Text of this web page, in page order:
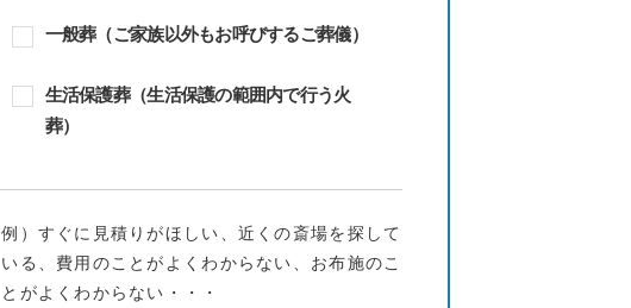
一般葬（ご家族以外もお呼びするご葬儀）
生活保護葬（生活保護の範囲内で行う火
葬）
例）すぐに見積りがほしい、近くの斎場を探して
いる、費用のことがよくわからない、お布施のこ
とがよくわからない・・・